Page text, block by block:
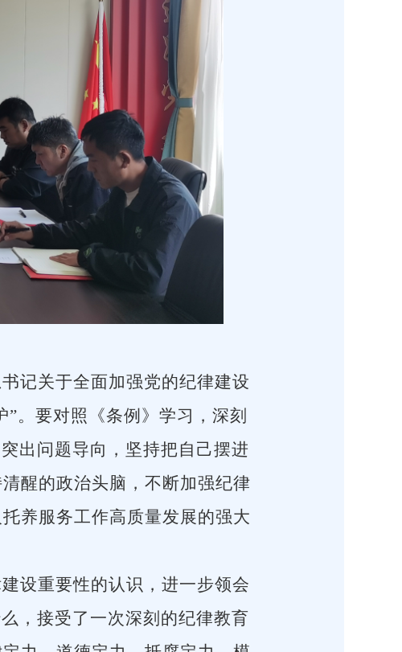
记关于全面加强党的纪律建设
。要对照《条例》学习，深刻
出问题导向，坚持把自己摆进
醒的政治头脑，不断加强纪律
养服务工作高质量发展的强大
设重要性的认识，进一步领会
，接受了一次深刻的纪律教育